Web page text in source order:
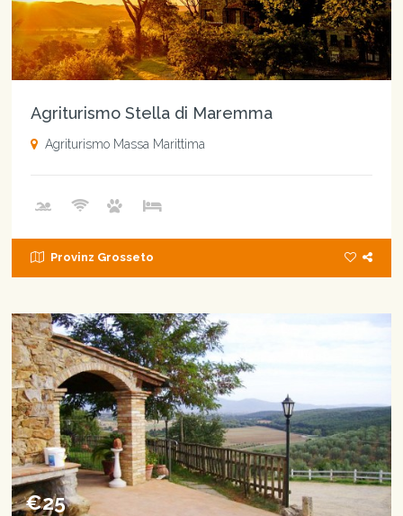
Agriturismo Stella di Maremma
Agriturismo Massa Marittima
Provinz Grosseto
€25